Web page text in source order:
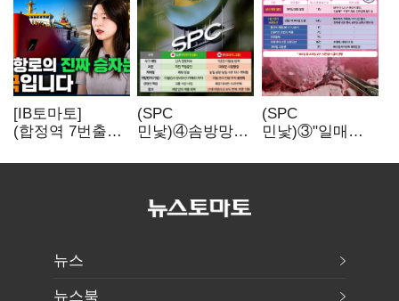
[IB토마토]
(합정역 7번출구)
K조선 뜬다
(SPC
민낯)④솜방망이
식품위생법 위반
(SPC
민낯)③"일매출
수익 제자리"…
뉴스
뉴스북